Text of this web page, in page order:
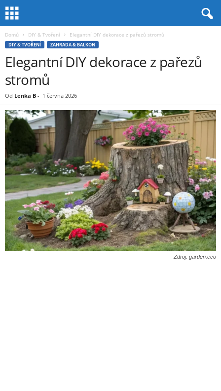
Domů DIY & Tvoření Elegantní DIY dekorace z pařezů stromů
DIY & TVOŘENÍ ZAHRADA & BALKON
Elegantní DIY dekorace z pařezů
stromů
Od Lenka B - 1 června 2026
Zdroj: garden.eco